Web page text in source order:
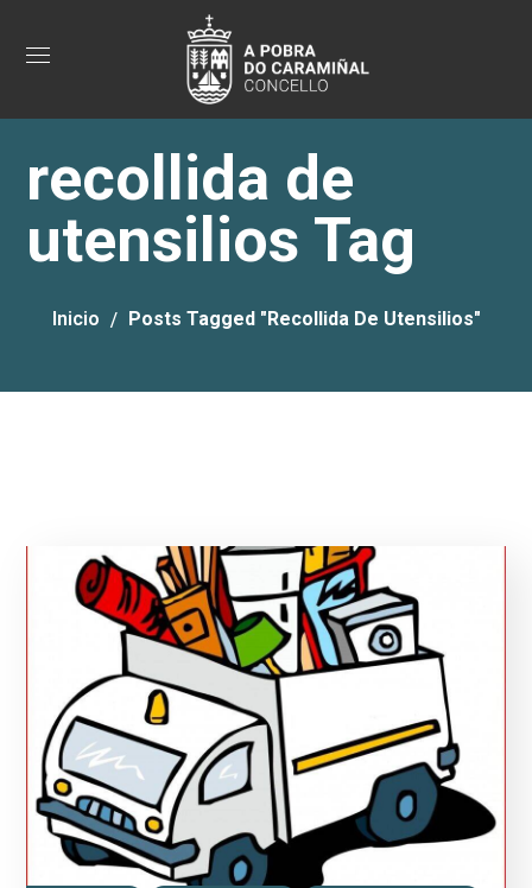
recollida de
utensilios Tag
Inicio Posts Tagged "recollida De Utensilios"